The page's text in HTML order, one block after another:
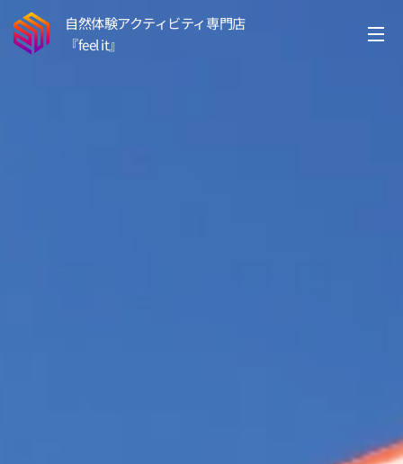
自然体験アクティビティ専門店
『feel it』